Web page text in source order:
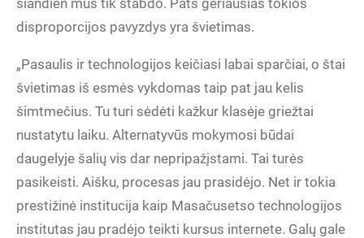
šiandien mus tik stabdo. Pats geriausias tokios
disproporcijos pavyzdys yra švietimas.
„Pasaulis ir technologijos keičiasi labai sparčiai, o štai
švietimas iš esmės vykdomas taip pat jau kelis
šimtmečius. Tu turi sėdėti kažkur klasėje griežtai
nustatytu laiku. Alternatyvūs mokymosi būdai
daugelyje šalių vis dar nepripažįstami. Tai turės
pasikeisti. Aišku, procesas jau prasidėjo. Net ir tokia
prestižinė institucija kaip Masačusetso technologijos
institutas jau pradėjo teikti kursus internete. Galų gale